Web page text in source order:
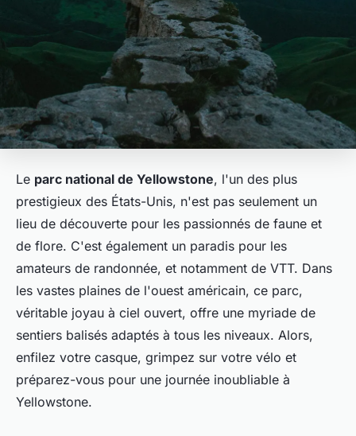
Le parc national de Yellowstone, l'un des plus
prestigieux des États-Unis, n'est pas seulement un
lieu de découverte pour les passionnés de faune et
de flore. C'est également un paradis pour les
amateurs de randonnée, et notamment de VTT. Dans
les vastes plaines de l'ouest américain, ce parc,
véritable joyau à ciel ouvert, offre une myriade de
sentiers balisés adaptés à tous les niveaux. Alors,
enfilez votre casque, grimpez sur votre vélo et
préparez-vous pour une journée inoubliable à
Yellowstone.